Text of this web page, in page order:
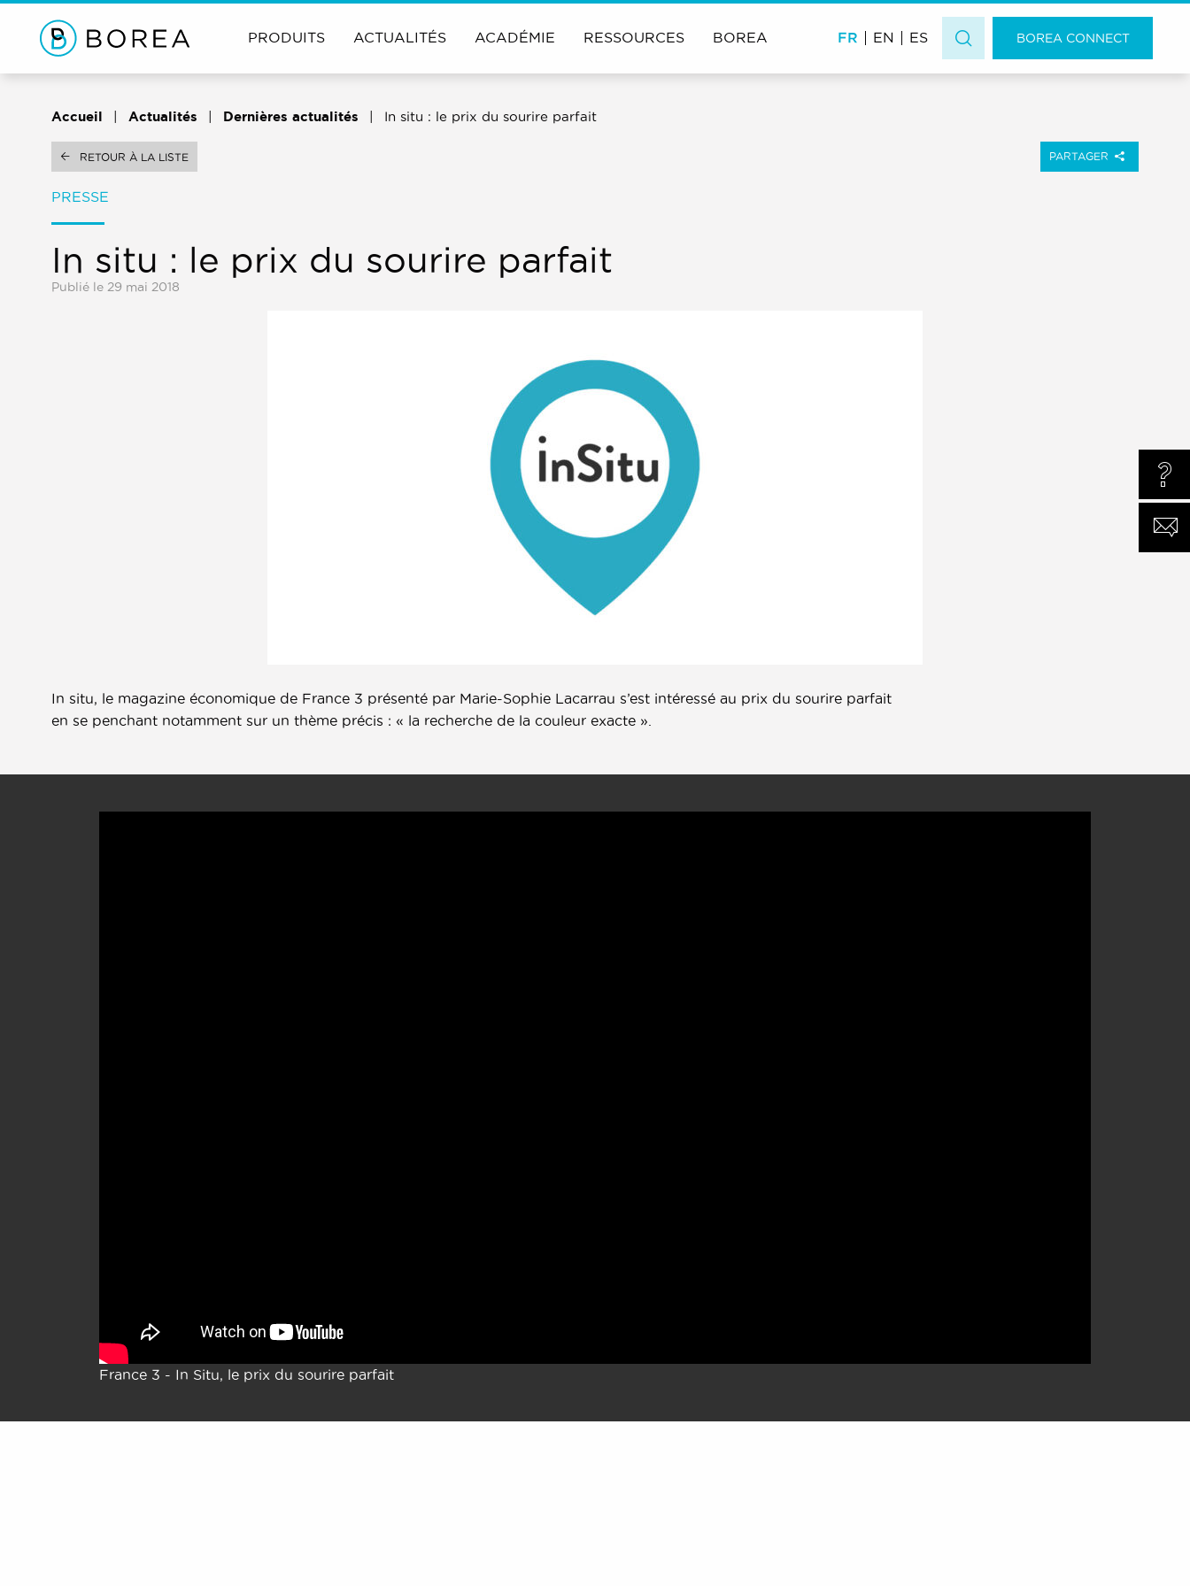
PRODUITS ACTUALITÉS ACADÉMIE RESSOURCES BOREA FR EN ES BOREA CONNECT
UNE
Accueil Actualités Dernières actualités In situ : le prix du sourire parfait
RETOUR À LA LISTE
PRESSE
PARTAGER
In situ : le prix du sourire parfait
Publié le 29 mai 2018
In situ, le magazine économique de France 3 présenté par Marie-Sophie Lacarrau s’est intéressé au prix du sourire parfait
en se penchant notamment sur un thème précis : « la recherche de la couleur exacte ».
France 3 - In Situ, le prix du sourire parfait